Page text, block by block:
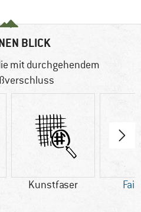
BLICK
mit durchgehendem
Kunstfaser Fair